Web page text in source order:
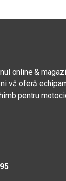
online &
vă oferă
pentru